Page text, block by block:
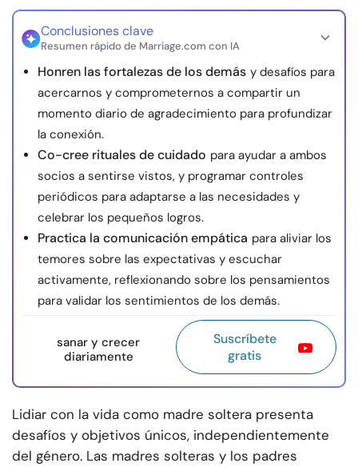
nosotros
© Copyright 2026. Todos los derechos reservados.
Conclusiones clave
Resumen rápido de Marriage.com con IA
Honren las fortalezas de los demás y desafíos para
acercarnos y comprometernos a compartir un
momento diario de agradecimiento para profundizar
la conexión.
Co-cree rituales de cuidado para ayudar a ambos
socios a sentirse vistos, y programar controles
periódicos para adaptarse a las necesidades y
celebrar los pequeños logros.
Practica la comunicación empática para aliviar los
temores sobre las expectativas y escuchar
activamente, reflexionando sobre los pensamientos
para validar los sentimientos de los demás.
sanar y crecer
diariamente
Suscríbete
gratis
Lidiar con la vida como madre soltera presenta
desafíos y objetivos únicos, independientemente
del género. Las madres solteras y los padres